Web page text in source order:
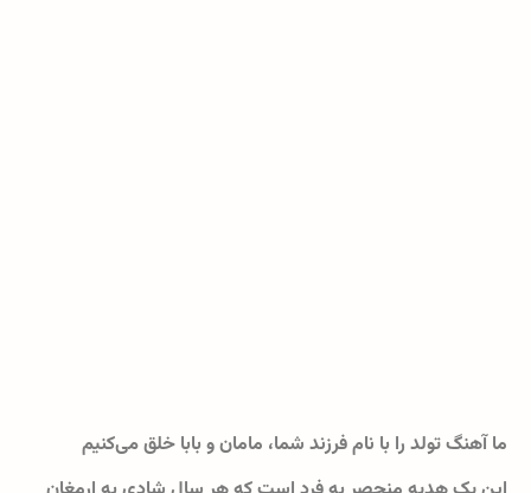
ما آهنگ تولد را با نام فرزند شما، مامان و بابا خلق می‌کنیم